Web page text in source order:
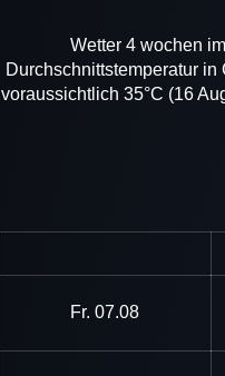
Wetter 4 wochen
Durchschnittstemperatur
voraussichtlich 35°C (16
Fr. 07.08